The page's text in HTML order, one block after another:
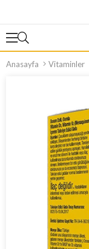
Anasayfa Vitaminler